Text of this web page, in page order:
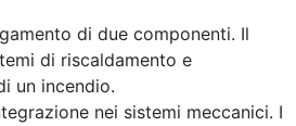
di due componenti. Il
di riscaldamento e
un incendio.
nei sistemi meccanici. I